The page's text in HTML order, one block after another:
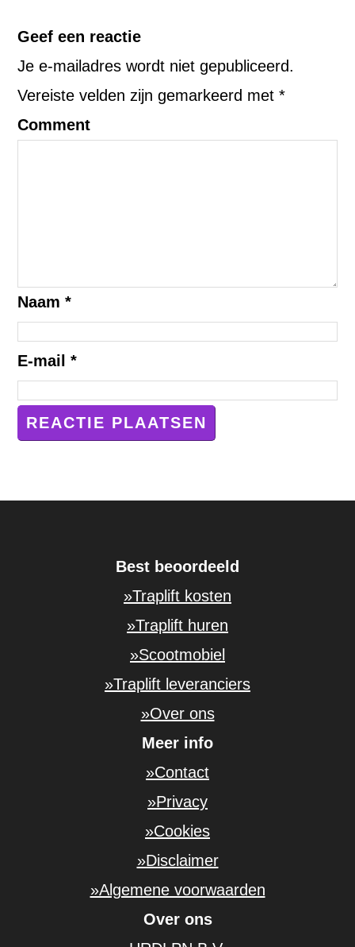
Geef een reactie
Je e-mailadres wordt niet gepubliceerd.
Vereiste velden zijn gemarkeerd met*
Comment
Naam*
E-mail*
Best beoordeeld
»Traplift kosten
»Traplift huren
»Scootmobiel
»Traplift leveranciers
»Over ons
Meer info
»Contact
»Privacy
»Cookies
»Disclaimer
»Algemene voorwaarden
Over ons